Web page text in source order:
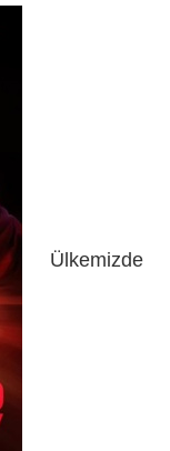
Ülkemizde